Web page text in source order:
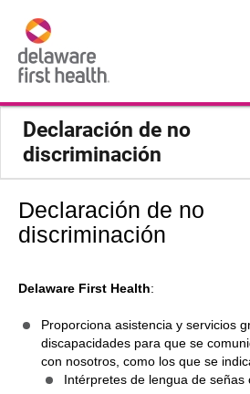
Declaración de no
discriminación
Declaración de no
discriminación
Delaware First Health:
Proporciona asistencia y servicios
discapacidades para que se
con nosotros, como los que se
Intérpretes de lengua de señas